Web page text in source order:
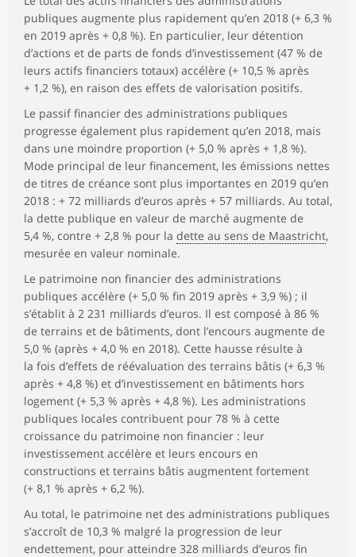
publiques augmente plus rapidement qu’en 2018 (+ 6,3 %
en 2019 après + 0,8 %). En particulier, leur détention
d’actions et de parts de fonds d’investissement (47 % de
leurs actifs financiers totaux) accélère (+ 10,5 % après
+ 1,2 %), en raison des effets de valorisation positifs.
Le passif financier des administrations publiques
progresse également plus rapidement qu’en 2018, mais
dans une moindre proportion (+ 5,0 % après + 1,8 %).
Mode principal de leur financement, les émissions nettes
de titres de créance sont plus importantes en 2019 qu’en
2018 : + 72 milliards d’euros après + 57 milliards. Au total,
la dette publique en valeur de marché augmente de
5,4 %, contre + 2,8 % pour la dette au sens de Maastricht,
mesurée en valeur nominale.
Le patrimoine non financier des administrations
publiques accélère (+ 5,0 % fin 2019 après + 3,9 %) ; il
s’établit à 2 231 milliards d’euros. Il est composé à 86 %
de terrains et de bâtiments, dont l’encours augmente de
5,0 % (après + 4,0 % en 2018). Cette hausse résulte à
la fois d’effets de réévaluation des terrains bâtis (+ 6,3 %
après + 4,8 %) et d’investissement en bâtiments hors
logement (+ 5,3 % après + 4,8 %). Les administrations
publiques locales contribuent pour 78 % à cette
croissance du patrimoine non financier : leur
investissement accélère et leurs encours en
constructions et terrains bâtis augmentent fortement
(+ 8,1 % après + 6,2 %).
Au total, le patrimoine net des administrations publiques
s’accroît de 10,3 % malgré la progression de leur
endettement, pour atteindre 328 milliards d’euros fin